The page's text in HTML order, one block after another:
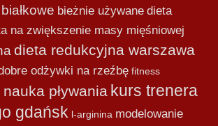
bieżnie używane dieta
na zwiększenie masy mięśniowej
dieta redukcyjna warszawa
odżywki na rzeźbę fitness
pływania kurs trenera
gdańsk l-arginina modelowanie